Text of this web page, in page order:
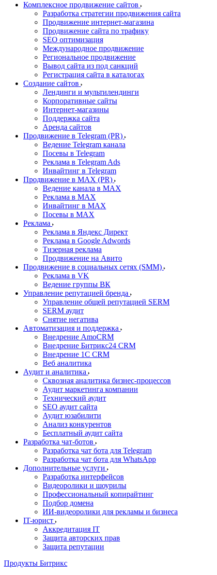
Комплексное продвижение сайтов
Разработка стратегии продвижения сайта
Продвижение интернет-магазина
Продвижение сайта по трафику
SEO оптимизация
Международное продвижение
Региональное продвижение
Вывод сайта из под санкций
Регистрация сайта в каталогах
Создание сайтов
Лендинги и мультилендинги
Корпоративные сайты
Интернет-магазины
Поддержка сайта
Аренда сайтов
Продвижение в Telegram (PR)
Ведение Telegram канала
Посевы в Telegram
Реклама в Telegram Ads
Инвайтинг в Telegram
Продвижение в MAX (PR)
Ведение канала в MAX
Реклама в MAX
Инвайтинг в MAX
Посевы в MAX
Реклама
Реклама в Яндекс Директ
Реклама в Google Adwords
Тизерная реклама
Продвижение на Авито
Продвижение в социальных сетях (SMM)
Реклама в VK
Ведение группы ВК
Управление репутацией бренда
Управление общей репутацией SERM
SERM аудит
Снятие негатива
Автоматизация и поддержка
Внедрение AmoCRM
Внедрение Битрикс24 CRM
Внедрение 1C CRM
Веб аналитика
Аудит и аналитика
Сквозная аналитика бизнес-процессов
Аудит маркетинга компании
Технический аудит
SEO аудит сайта
Аудит юзабилити
Анализ конкурентов
Бесплатный аудит сайта
Разработка чат-ботов
Разработка чат бота для Telegram
Разработка чат бота для WhatsApp
Дополнительные услуги
Разработка интерфейсов
Видеоролики и шоурилы
Профессиональный копирайтинг
Подбор домена
ИИ-видеоролики для рекламы и бизнеса
IT-юрист
Аккредитация IT
Защита авторских прав
Защита репутации
Продукты Битрикс